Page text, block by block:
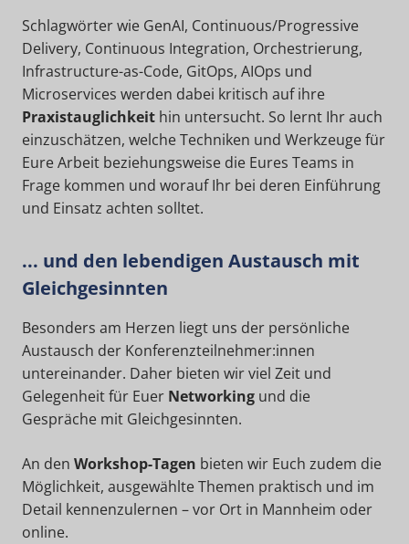
Schlagwörter wie GenAI, Continuous/Progressive
Delivery, Continuous Integration, Orchestrierung,
Infrastructure-as-Code, GitOps, AIOps und
Microservices werden dabei kritisch auf ihre
Praxistauglichkeit hin untersucht. So lernt Ihr auch
einzuschätzen, welche Techniken und Werkzeuge für
Eure Arbeit beziehungsweise die Eures Teams in
Frage kommen und worauf Ihr bei deren Einführung
und Einsatz achten solltet.
... und den lebendigen Austausch mit
Gleichgesinnten
Besonders am Herzen liegt uns der persönliche
Austausch der Konferenzteilnehmer:innen
untereinander. Daher bieten wir viel Zeit und
Gelegenheit für Euer Networking und die
Gespräche mit Gleichgesinnten.
An den Workshop-Tagen bieten wir Euch zudem die
Möglichkeit, ausgewählte Themen praktisch und im
Detail kennenzulernen – vor Ort in Mannheim oder
online.